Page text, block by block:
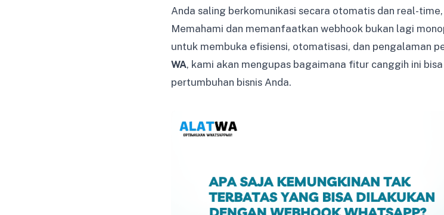
Anda saling berkomunikasi secara otomatis dan real-
Memahami dan memanfaatkan webhook bukan lagi
untuk membuka efisiensi, otomatisasi, dan pengalaman
WA, kami akan mengupas bagaimana fitur canggih ini
pertumbuhan bisnis Anda.